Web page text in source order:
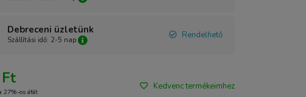
Debreceni üzletünk
Szállítási idő: 2-5 nap Rendelhető
27%-os áfát
Kedvenc termékeimhez